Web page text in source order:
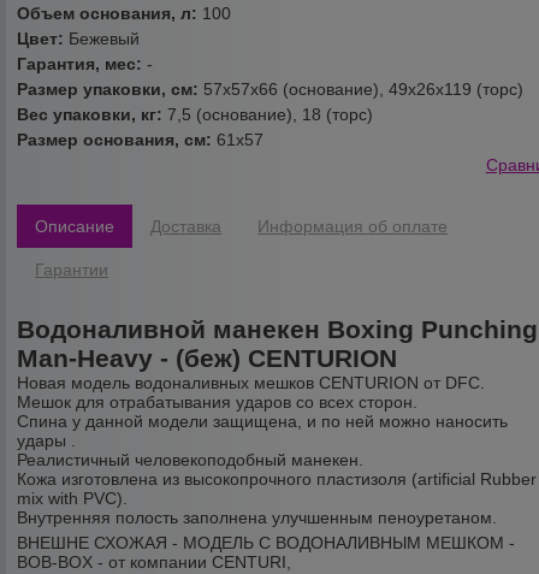
Объем основания, л: 100
Цвет: Бежевый
Гарантия, мес:-
Размер упаковки, см: 57х57х66 (основание), 49х26х119 (торс)
Вес упаковки, кг:7,5 (основание), 18 (торс)
Размер основания, см:61х57
Описание Доставка Информация об оплате
Гарантии
Водоналивной манекен Boxing Punching
Man-Heavy - (беж) CENTURION
Новая модель водоналивных мешков CENTURION от DFC.
Мешок для отрабатывания ударов со всех сторон.
Спина у данной модели защищена, и по ней можно наносить
удары .
Реалистичный человекоподобный манекен.
Кожа изготовлена из высокопрочного пластизоля (artificial Rubber
mix with PVC).
Внутренняя полость заполнена улучшенным пеноуретаном.
ВНЕШНЕ СХОЖАЯ - МОДЕЛЬ С ВОДОНАЛИВНЫМ МЕШКОМ -
BOB-BOX - от компании CENTURI,